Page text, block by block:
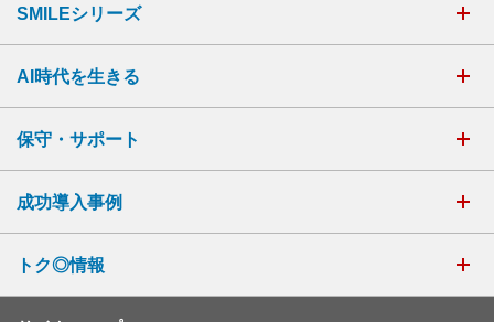
SMILEシリーズ
AI時代を生きる
保守・サポート
成功導入事例
トク◎情報